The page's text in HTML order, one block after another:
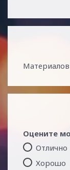
Оцените
Отлично
Хорошо